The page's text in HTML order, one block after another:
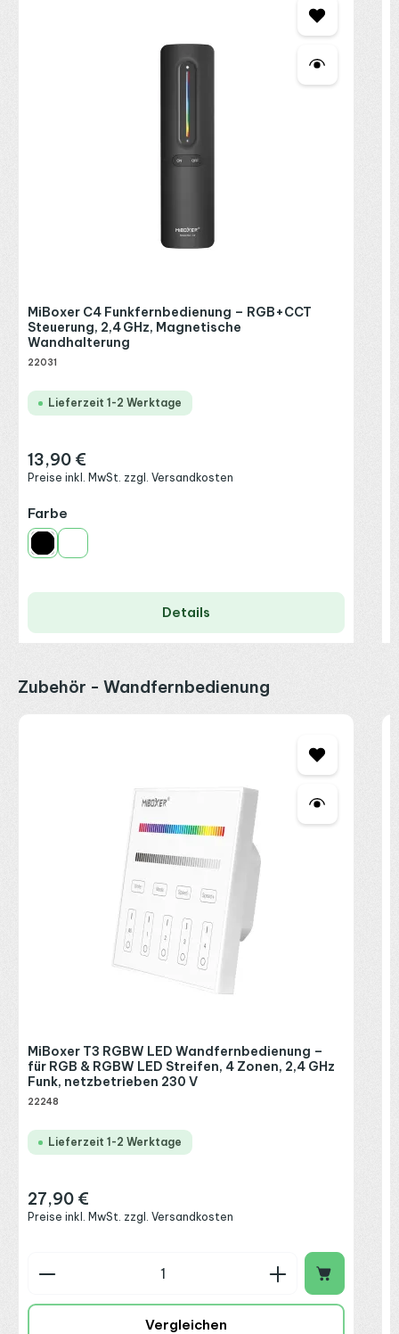
MiBoxer C4 Funkfernbedienung – RGB+CCT
Steuerung, 2,4 GHz, Magnetische
Wandhalterung
22031
Lieferzeit 1-2 Werktage
Regulärer Preis:
13,90 €
Preise inkl. MwSt. zzgl. Versandkosten
Farbe
Schwarz
Weiß
Details
Produktgalerie überspringen
Zubehör - Wandfernbedienung
MiBoxer T3 RGBW LED Wandfernbedienung –
für RGB & RGBW LED Streifen, 4 Zonen, 2,4 GHz
Funk, netzbetrieben 230 V
22248
Lieferzeit 1-2 Werktage
Regulärer Preis:
27,90 €
Preise inkl. MwSt. zzgl. Versandkosten
Produkt Anzahl: Gib den gewünschten Wert
Vergleichen